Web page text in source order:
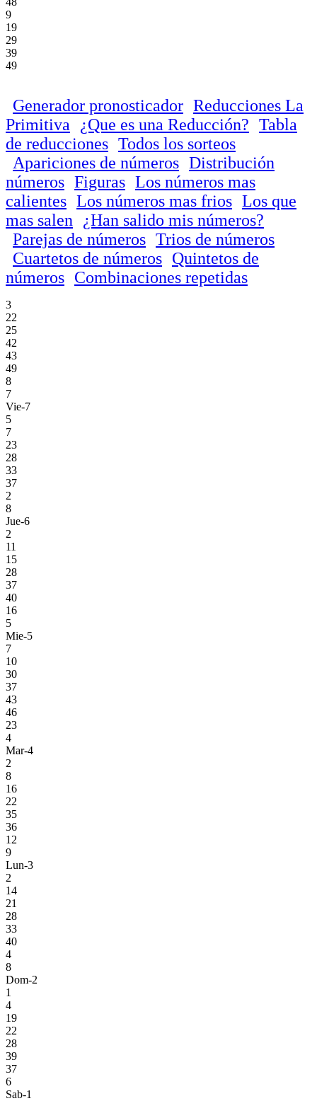
9
19
29
39
49
Generador pronosticador Reducciones La
Primitiva
¿Que es una Reducción? Tabla
de reducciones Todos los sorteos
Apariciones de números Distribución
números Figuras Los números mas
calientes Los números mas frios Los que
mas salen
¿Han salido mis números?
Parejas de números Trios de números
Cuartetos de números Quintetos de
números Combinaciones repetidas
3
22
25
42
43
49
8
7
Vie-7
5
7
23
28
33
37
2
8
Jue-6
2
11
15
28
37
40
16
5
Mie-5
7
10
30
37
43
46
23
4
Mar-4
2
8
16
22
35
36
12
9
Lun-3
2
14
21
28
33
40
4
8
Dom-2
1
4
19
22
28
39
37
6
Sab-1